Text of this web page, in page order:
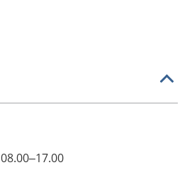
08.00–17.00